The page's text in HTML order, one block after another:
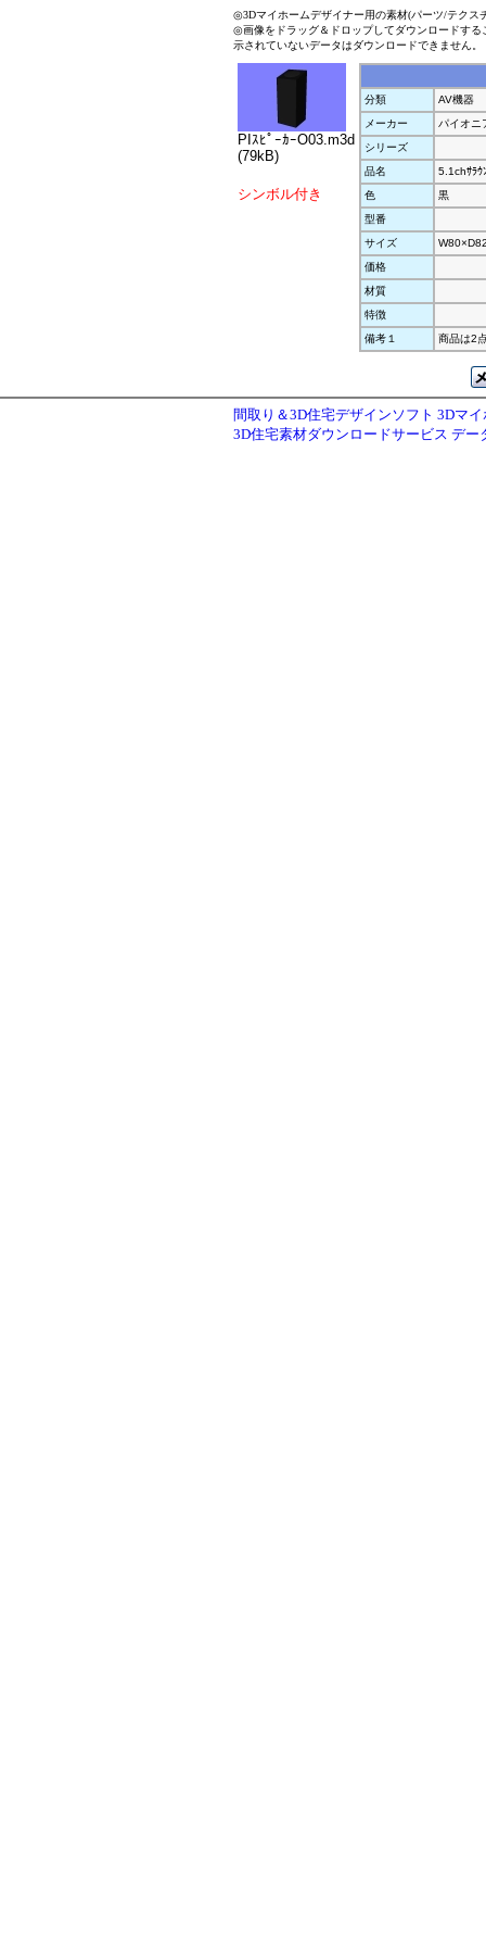
◎3Dマイホームデザイナー用の素材(パーツ/テクス
◎画像をドラッグ＆ドロップしてダウンロードす
示されていないデータはダウンロードできません。
PIｽﾋﾟｰｶｰO03.m3d
(79kB)
シンボル付き
分類
AV機器
メーカー
パイオニ
シリーズ
品名
5.1chｻﾗｳ
色
黒
型番
サイズ
価格
材質
特徴
備考１
商品は2
間取り＆3D住宅デザインソフト 3Dマ
3D住宅素材ダウンロードサービス デー